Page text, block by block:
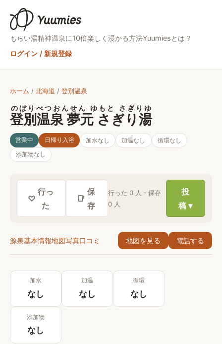
もらい湯精神温泉に10倍楽しく浸かる方法Yuumiesとは？
ログイン / 新規登録
ホーム / 北海道 / 登別温泉
登別温泉 夢元 さぎり湯
のぼりべつおんせん ゆもと さぎりゆ
営業中 日帰り入浴 加水なし 加温なし 循環なし
添加物なし
♡
行っ
た
📑
保
存
行った0 人・保存
0 人
投
稿 ▾
源泉基本情報地図写真口コミ 地図を見る 電話する
加水
なし
加温
なし
循環
なし
添加物
なし